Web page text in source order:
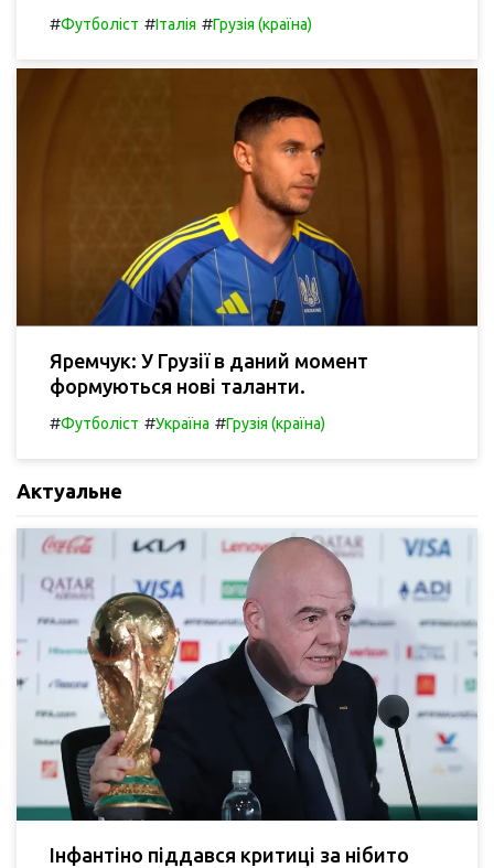
#Футболіст #Італія #Грузія (країна)
Яремчук: У Грузії в даний момент
формуються нові таланти.
#Футболіст #Україна #Грузія (країна)
Актуальне
Інфантіно піддався критиці за нібито